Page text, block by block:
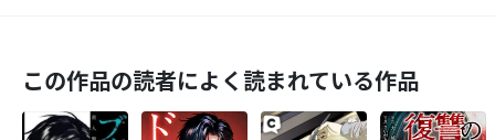
この作品の読者によく読まれている作品